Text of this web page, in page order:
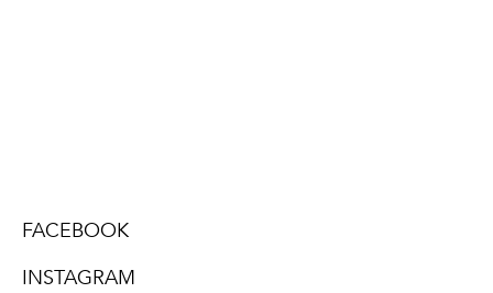
FACEBOOK
INSTAGRAM